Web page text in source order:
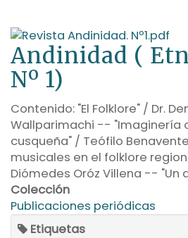
Andinidad (
Nº 1)
Contenido: "El Folklore" / Dr.
Wallparimachi -- "Imaginería
cusqueña" / Teófilo
musicales en el folklore
Diómedes Oróz Villena --
Colección
Publicaciones periódicas
Etiquetas